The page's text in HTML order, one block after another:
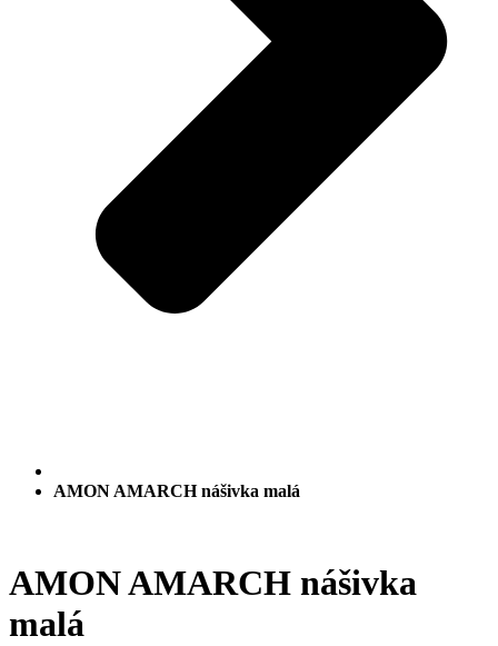
AMON AMARCH nášivka malá
AMON AMARCH nášivka
malá